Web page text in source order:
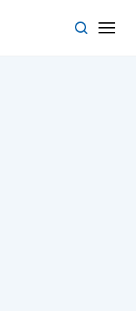
ZoekenMenu